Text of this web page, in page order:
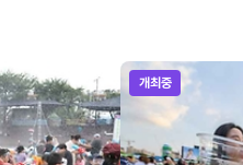
개최중